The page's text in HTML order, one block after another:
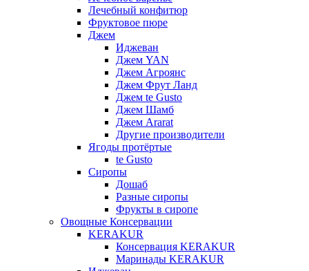
Лечебный конфитюр
Фруктовое пюре
Джем
Иджеван
Джем YAN
Джем Агроянс
Джем Фрут Ланд
Джем te Gusto
Джем Шамб
Джем Ararat
Другие производители
Ягоды протёртые
te Gusto
Сиропы
Дошаб
Разные сиропы
Фрукты в сиропе
Овощные Консервации
KERAKUR
Консервация KERAKUR
Маринады KERAKUR